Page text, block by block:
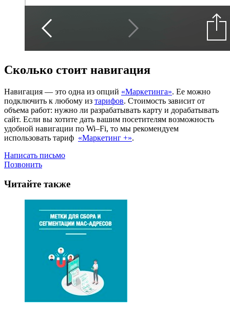
Сколько стоит навигация
Навигация — это одна из опций «Маркетинга». Ее можно
подключить к любому из тарифов. Стоимость зависит от
объема работ: нужно ли разрабатывать карту и дорабатывать
сайт. Если вы хотите дать вашим посетителям возможность
удобной навигации по Wi–Fi, то мы рекомендуем
использовать тариф «Маркетинг +».
Написать письмо
Позвонить
Читайте также